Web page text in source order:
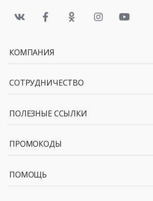
КОМПАНИЯ
СОТРУДНИЧЕСТВО
ПОЛЕЗНЫЕ ССЫЛКИ
ПРОМОКОДЫ
ПОМОЩЬ